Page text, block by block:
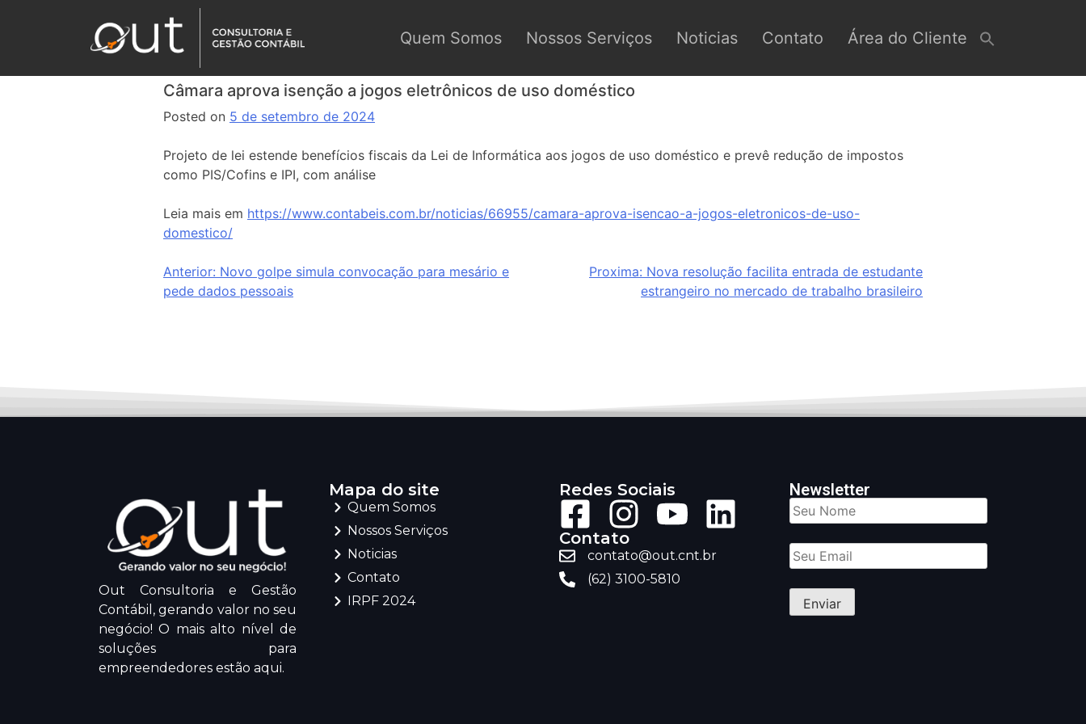
Quem Somos Nossos Serviços Noticias Contato Área do Cliente
Câmara aprova isenção a jogos eletrônicos de uso doméstico
Posted on 5 de setembro de 2024
Projeto de lei estende benefícios fiscais da Lei de Informática aos jogos de uso doméstico e prevê redução de impostos
como PIS/Cofins e IPI, com análise
Leia mais em https://www.contabeis.com.br/noticias/66955/camara-aprova-isencao-a-jogos-eletronicos-de-uso-
domestico/
Anterior: Novo golpe simula convocação para mesário e
pede dados pessoais
Proxima: Nova resolução facilita entrada de estudante
estrangeiro no mercado de trabalho brasileiro
Out Consultoria e Gestão
Contábil, gerando valor no seu
negócio! O mais alto nível de
soluções para
empreendedores estão aqui.
Mapa do site
Quem Somos
Nossos Serviços
Noticias
Contato
IRPF 2024
Redes Sociais
Contato
contato@out.cnt.br
(62) 3100-5810
Newsletter